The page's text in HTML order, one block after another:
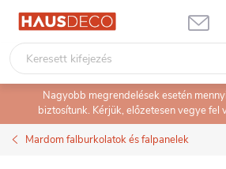
Ugrás
tartalomhoz
Nagyobb megrendelések esetén
biztosítunk. Kérjük, előzetesen vegye fel
Mardom falburkolatok és falpanelek